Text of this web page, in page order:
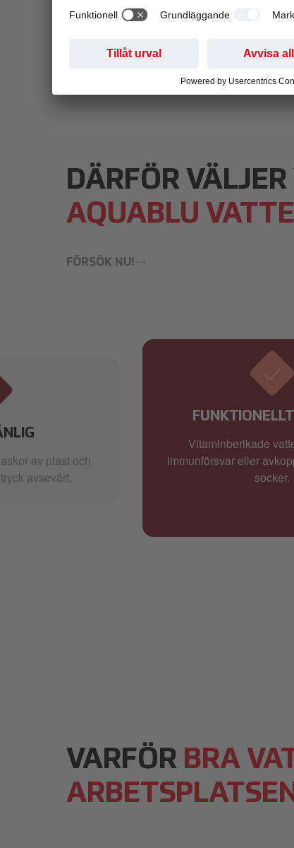
medarbetarnas hälsa
DÄRFÖR
AQUABLU
FÖRSÖK NU!
av plast och
avsevärt.
Vitaminberikade
immunförsvar eller
socker.
VARFÖR BRA